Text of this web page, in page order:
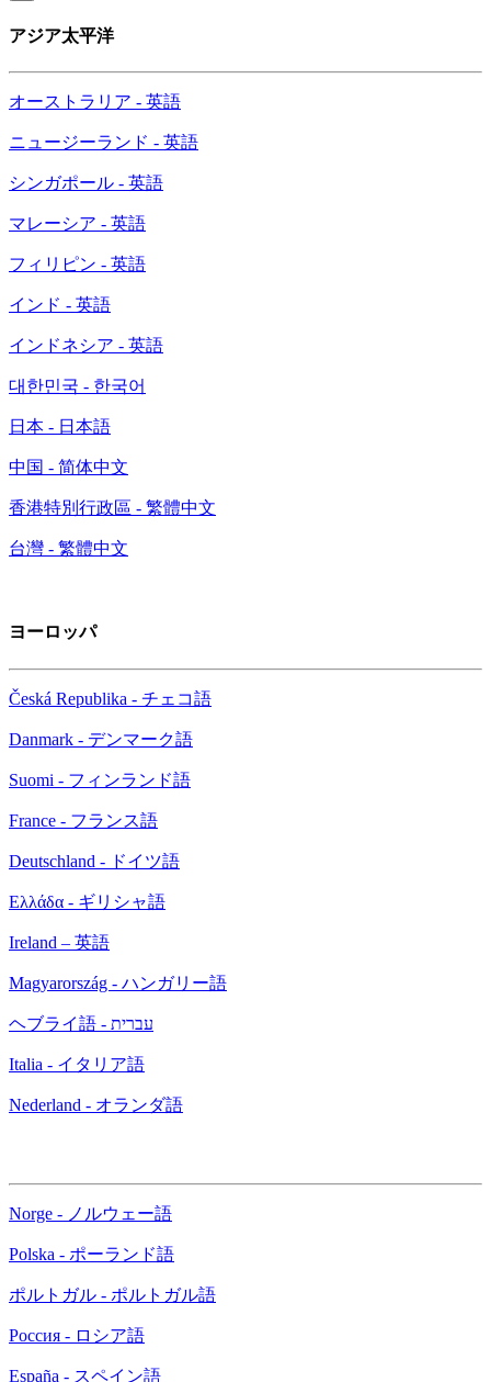
アジア太平洋
オーストラリア - 英語
ニュージーランド - 英語
シンガポール - 英語
マレーシア - 英語
フィリピン - 英語
インド - 英語
インドネシア - 英語
대한민국 - 한국어
日本 - 日本語
中国 - 简体中文
香港特別行政區 - 繁體中文
台灣 - 繁體中文
ヨーロッパ
Česká Republika - チェコ語
Danmark - デンマーク語
Suomi - フィンランド語
France - フランス語
Deutschland - ドイツ語
Ελλάδα - ギリシャ語
Ireland – 英語
Magyarország - ハンガリー語
ヘブライ語 - עברית
Italia - イタリア語
Nederland - オランダ語
Norge - ノルウェー語
Polska - ポーランド語
ポルトガル - ポルトガル語
Россия - ロシア語
España - スペイン語